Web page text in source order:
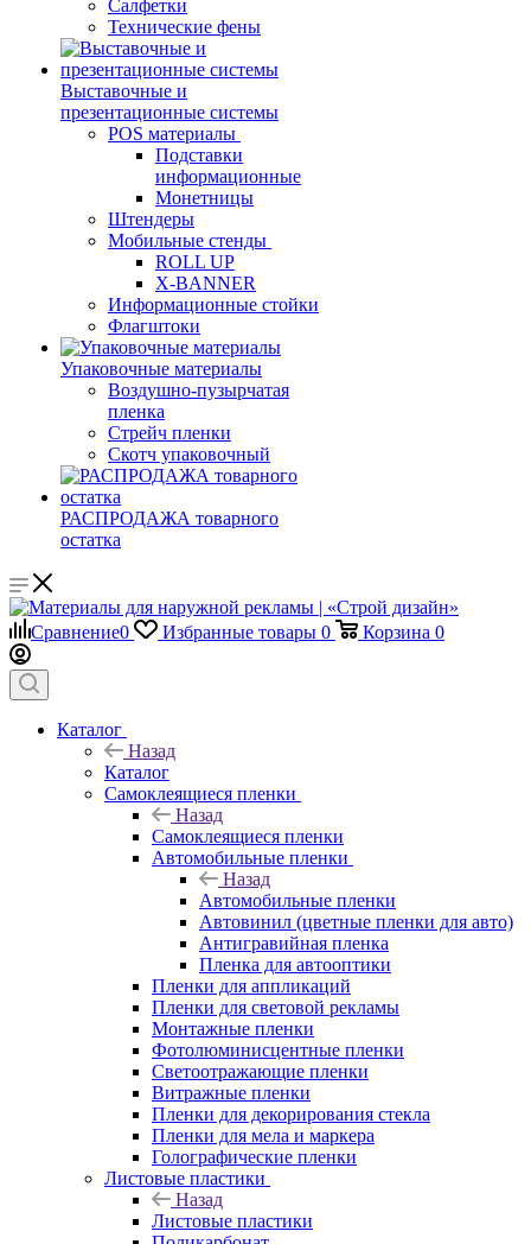
Салфетки
Технические фены
Выставочные и
презентационные системы
POS материалы
Подставки
информационные
Монетницы
Штендеры
Мобильные стенды
ROLL UP
X-BANNER
Информационные стойки
Флагштоки
Упаковочные материалы
Воздушно-пузырчатая
пленка
Стрейч пленки
Скотч упаковочный
РАСПРОДАЖА товарного
остатка
Сравнение0 Избранные товары 0 Корзина 0
Каталог
Назад
Каталог
Самоклеящиеся пленки
Назад
Самоклеящиеся пленки
Автомобильные пленки
Назад
Автомобильные пленки
Автовинил (цветные пленки для авто)
Антигравийная пленка
Пленка для автооптики
Пленки для аппликаций
Пленки для световой рекламы
Монтажные пленки
Фотолюминисцентные пленки
Светоотражающие пленки
Витражные пленки
Пленки для декорирования стекла
Пленки для мела и маркера
Голографические пленки
Листовые пластики
Назад
Листовые пластики